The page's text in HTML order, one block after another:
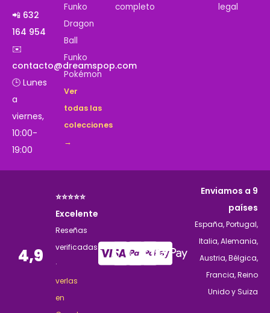
📲 632
164 954
✉️
contacto@dreamspop.com
🕒 Lunes
a
viernes,
10:00-
19:00
Funko
Dragon
Ball
Funko
Pokémon
Ver
todas las
colecciones
→
completo
legal
4,9
⭐⭐⭐⭐⭐
Excelente
Reseñas
verificadas
·
verlas
en
Enviamos a 9
países
España, Portugal,
Italia, Alemania,
Austria, Bélgica,
Francia, Reino
Unido y Suiza